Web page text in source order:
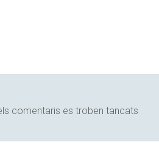
comentaris es troben tancats